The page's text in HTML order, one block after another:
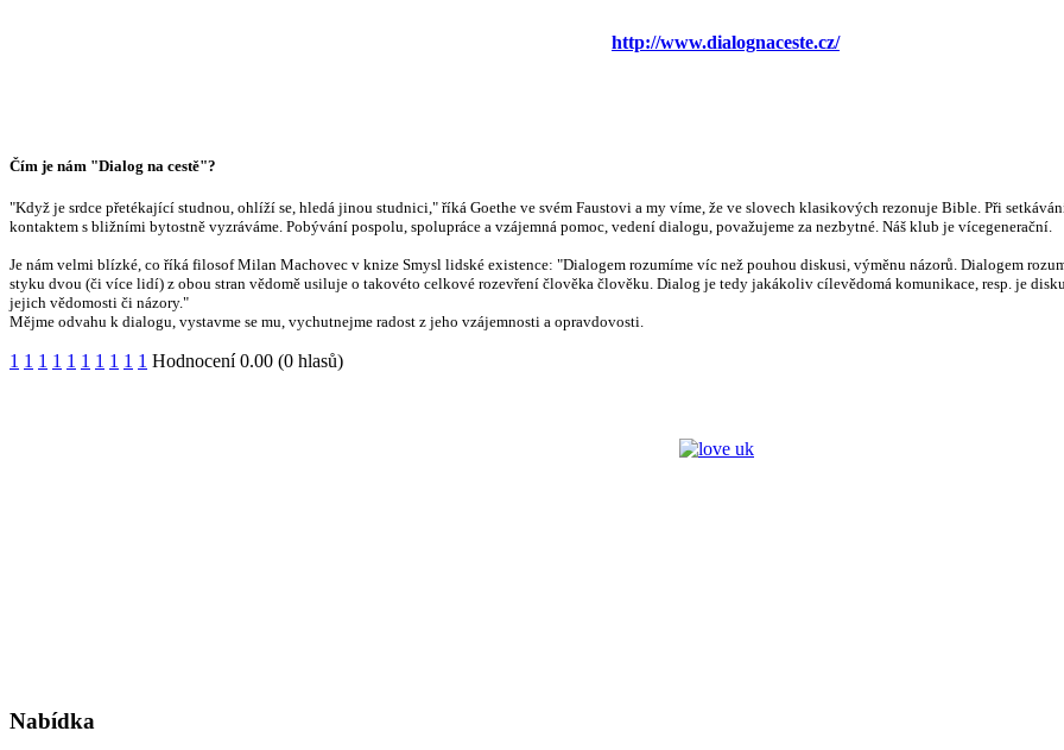
http://www.dialognaceste.cz/
Čím je nám "Dialog na cestě"?
"Když je srdce přetékající studnou, ohlíží se, hledá jinou studnici," říká Goethe ve svém Faustovi a my víme, že ve slovech klasikových rezonuje Bible. Při
kontaktem s bližními bytostně vyzráváme. Pobývání pospolu, spolupráce a vzájemná pomoc, vedení dialogu, považujeme za nezbytné. Náš klub je vícegenerační.
Je nám velmi blízké, co říká filosof Milan Machovec v knize Smysl lidské existence: "Dialogem rozumíme víc než pouhou diskusi, výměnu názorů. Dialogem
styku dvou (či více lidí) z obou stran vědomě usiluje o takovéto celkové rozevření člověka člověku. Dialog je tedy jakákoliv cílevědomá komunikace, resp. je
jejich vědomosti či názory."
Mějme odvahu k dialogu, vystavme se mu, vychutnejme radost z jeho vzájemnosti a opravdovosti.
1 1 1 1 1 1 1 1 1 1 Hodnocení 0.00 (0 hlasů)
Nabídka